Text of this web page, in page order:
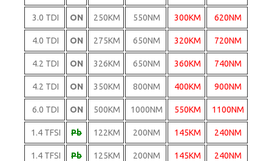
3.0 TDI ON 250KM 550NM 300KM 620NM
4.0 TDI ON 275KM 650NM 320KM 720NM
4.2 TDI ON 326KM 650NM 360KM 740NM
4.2 TDI ON 350KM 800NM 400KM 900NM
6.0 TDI ON 500KM 1000NM 550KM 1100NM
1.4 TFSI Pb 122KM 200NM 145KM 240NM
1.4 TFSI Pb 125KM 200NM 145KM 240NM